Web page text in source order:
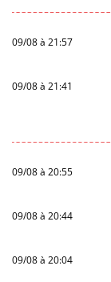
09/08 à 21:57
09/08 à 21:41
09/08 à 20:55
09/08 à 20:44
09/08 à 20:04